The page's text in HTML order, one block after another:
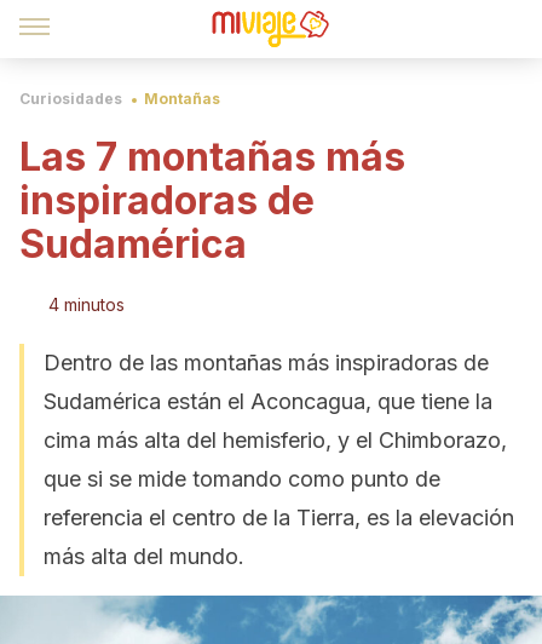
Curiosidades Montañas
Las 7 montañas más
inspiradoras de
Sudamérica
4 minutos
Dentro de las montañas más inspiradoras de
Sudamérica están el Aconcagua, que tiene la
cima más alta del hemisferio, y el Chimborazo,
que si se mide tomando como punto de
referencia el centro de la Tierra, es la elevación
más alta del mundo.